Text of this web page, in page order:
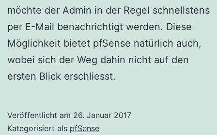
möchte der Admin in der Regel schnellstens
per E-Mail benachrichtigt werden. Diese
Möglichkeit bietet pfSense natürlich auch,
wobei sich der Weg dahin nicht auf den
ersten Blick erschliesst.
Veröffentlicht am 26. Januar 2017
Kategorisiert als pfSense